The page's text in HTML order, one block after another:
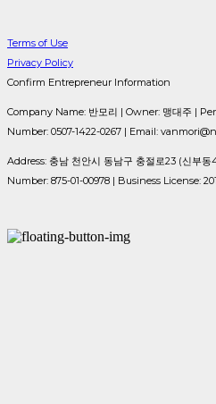
Terms of Use
Privacy Policy
Confirm Entrepreneur Information
Company Name: 반모리 | Owner: 맹대주 |
Number: 0507-1422-0267 | Email:
Address: 충남 천안시 동남구 충절로23 (신부
Number: 875-01-00978 | Business License: